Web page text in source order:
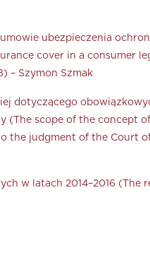
ubezpieczenia
cover in a consumer
– Szymon Szmak
dotyczącego
(The scope of the
judgment of the Court
w latach 2014–2016